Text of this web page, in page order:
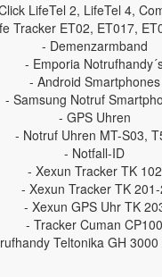
LifeTel 2, LifeTel 4,
Tracker ET02, ET017,
- Demenzarmband
- Emporia
- Android Smartphones
- Samsung Notruf
- GPS Uhren
- Notruf Uhren MT-S03,
- Notfall-ID
- Xexun Tracker TK 102
- Xexun Tracker TK
- Xexun GPS Uhr TK
- Tracker Cuman CP100
Teltonika GH 3000